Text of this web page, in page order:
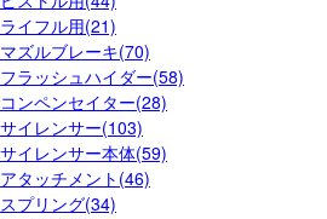
ライフル用(21)
マズルブレーキ(70)
フラッシュハイダー(58)
コンペンセイター(28)
サイレンサー(103)
サイレンサー本体(59)
アタッチメント(46)
スプリング(34)